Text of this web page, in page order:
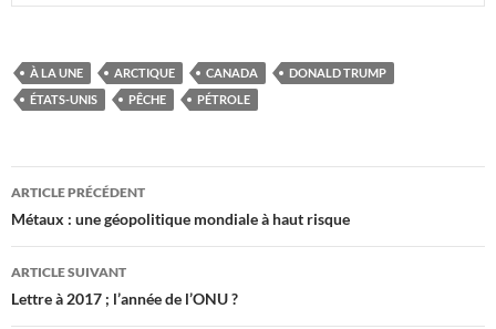
À LA UNE ARCTIQUE CANADA
DONALD TRUMP
ÉTATS-UNIS
PÊCHE PÉTROLE
Navigation
des
articles
ARTICLE PRÉCÉDENT
Métaux : une géopolitique mondiale à haut risque
ARTICLE SUIVANT
Lettre à 2017 ; l’année de l’ONU ?